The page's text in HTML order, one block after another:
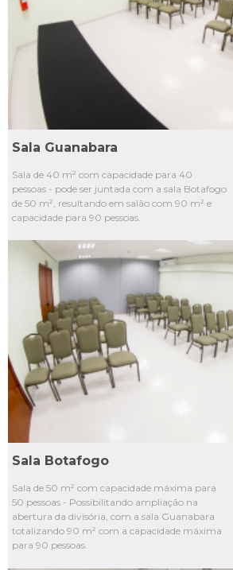
L4
L5
Sala Guanabara
Sala de 40 m² com capacidade para 40
pessoas - pode ser juntada com a sala Botafogo
de 50 m², resultando em salão com 90 m² e
capacidade para 90 pessoas.
L1
L2
L3
L4
Sala Botafogo
Sala de 50 m² com capacidade máxima para
50 pessoas - Possibilitando ampliação na
abertura da divisória, com a sala Guanabara
totalizando 90 m² com a capacidade máxima
para 90 pessoas.